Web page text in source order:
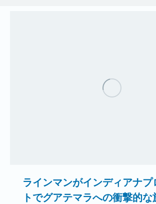
ラインマンがインディアナプ
トでグアテマラへの衝撃的な